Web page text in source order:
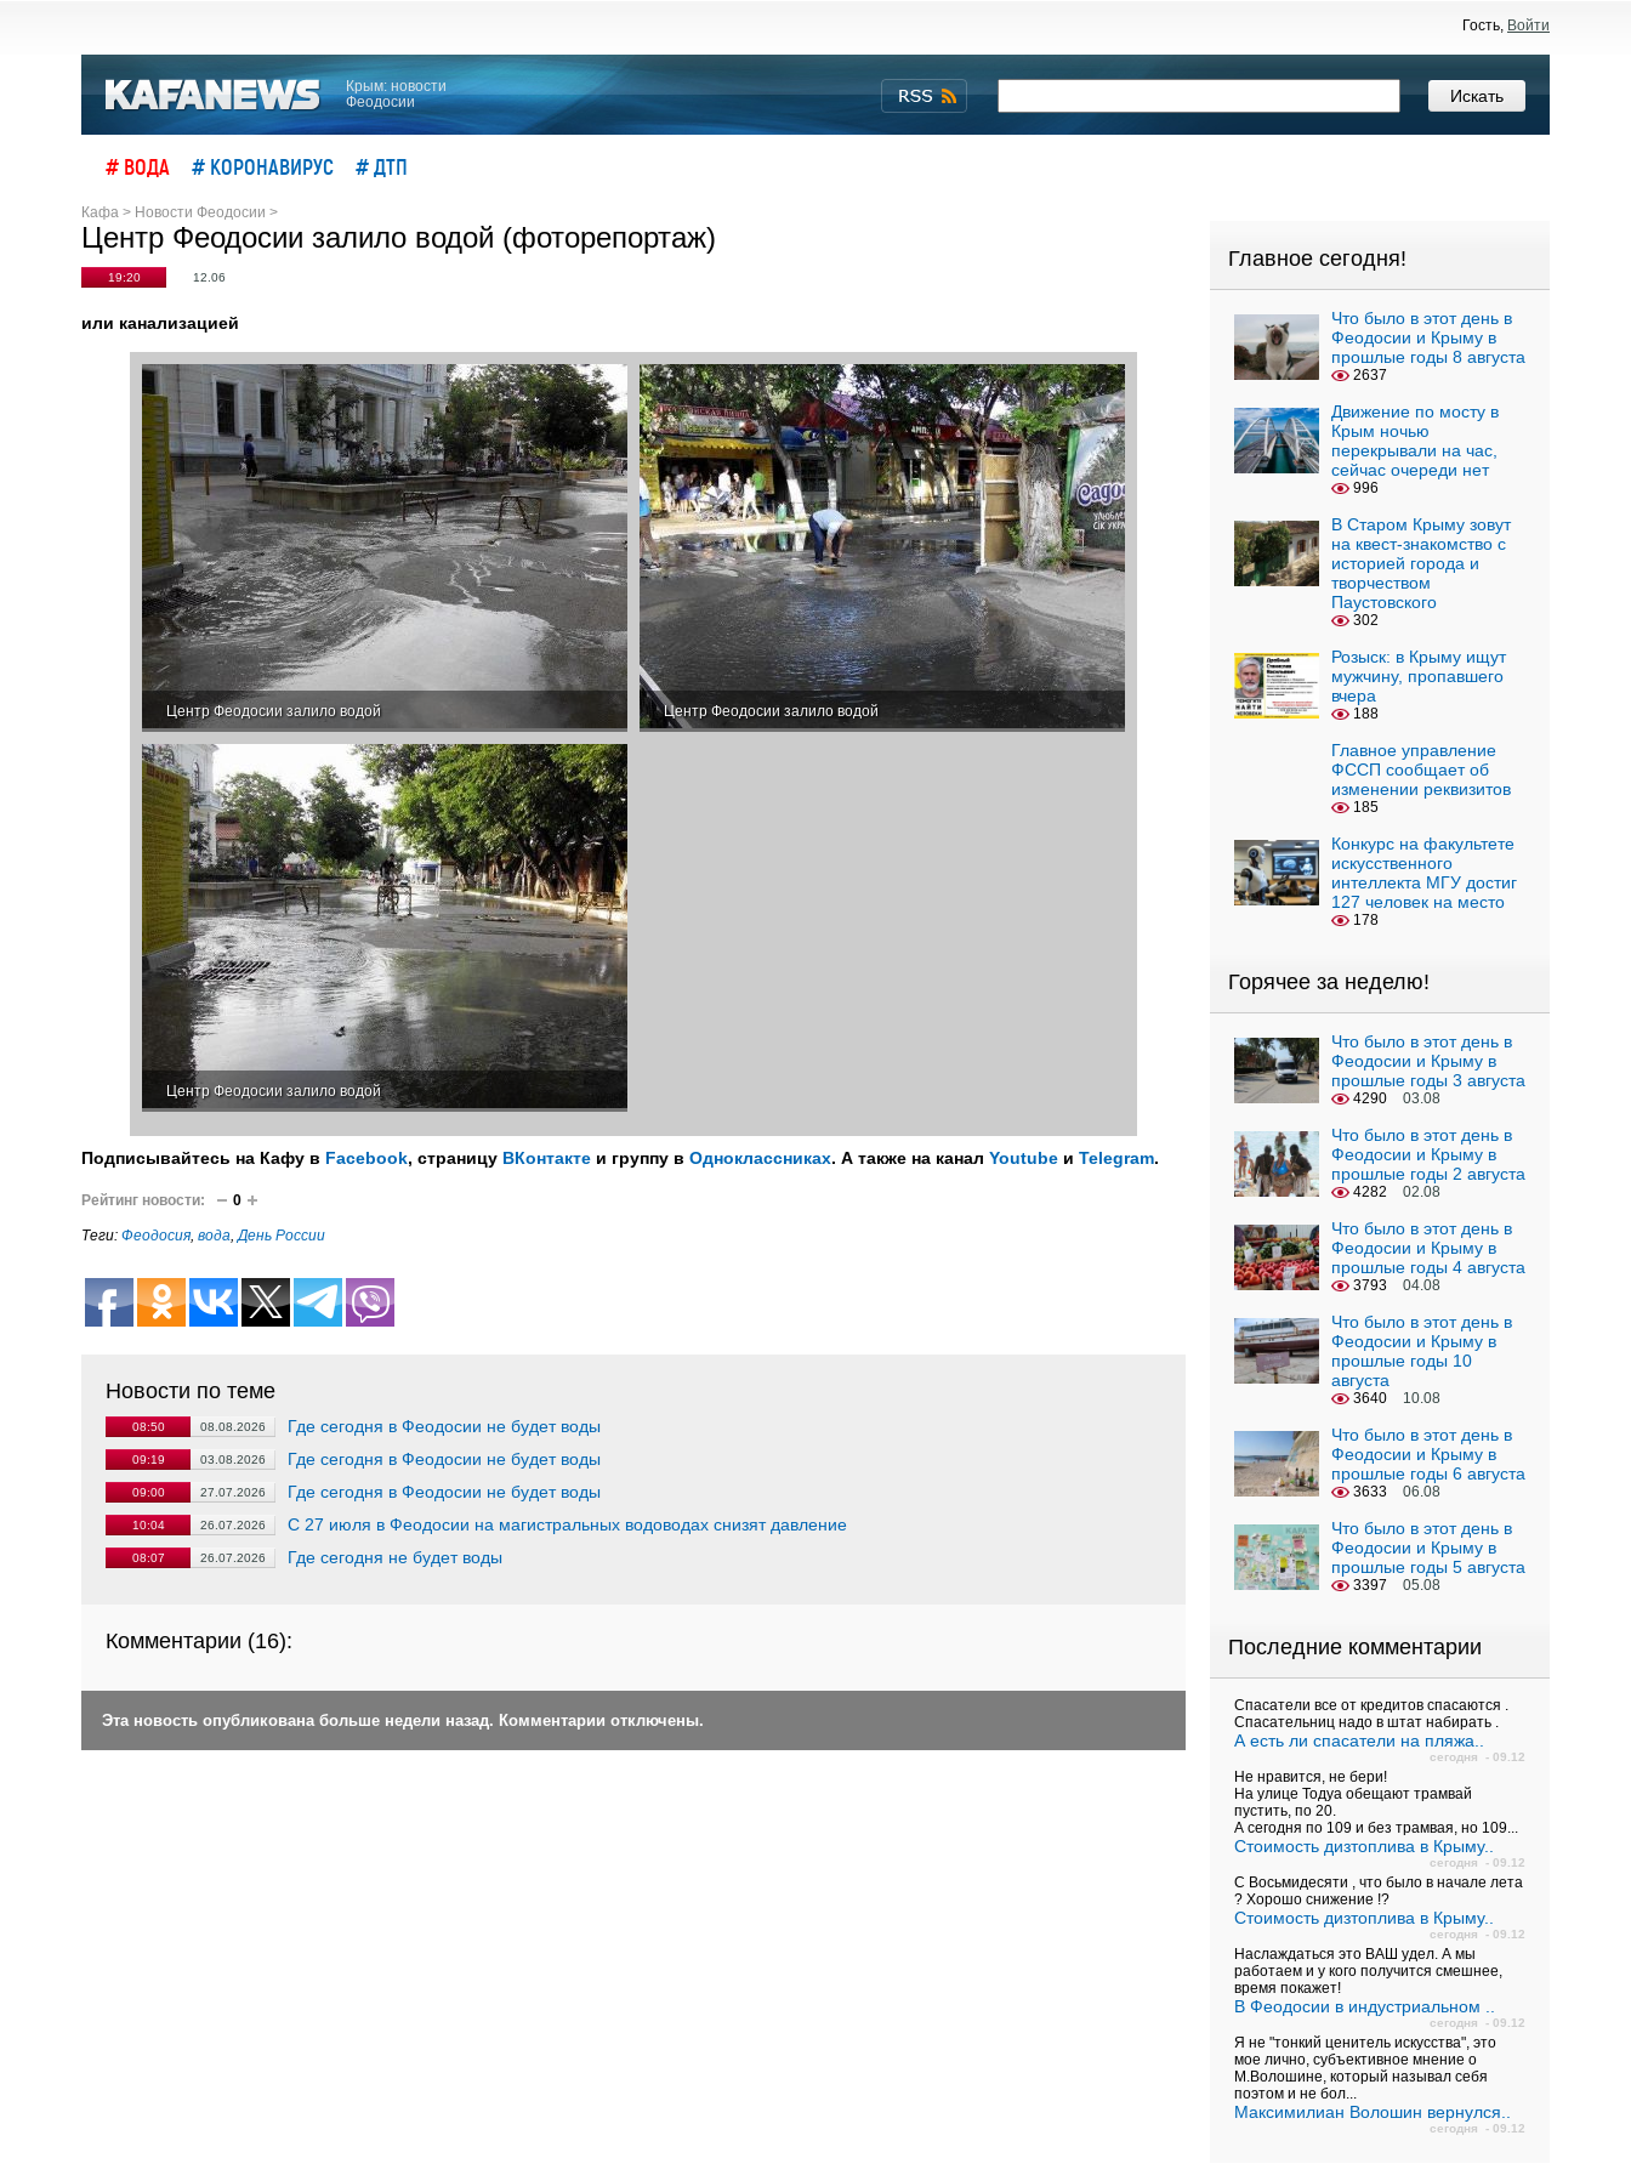
Гость, Войти
Крым: новости
Феодосии
# ВОДА # КОРОНАВИРУС # ДТП
Кафа > Новости Феодосии >
Центр Феодосии залило водой (фоторепортаж)
19:20 12.06
или канализацией
Центр Феодосии залило водой Центр Феодосии залило водой
Центр Феодосии залило водой
Подписывайтесь на Кафу в Facebook, страницу ВКонтакте и группу в Одноклассниках. А также на канал Youtube и Telegram.
Рейтинг новости: 0
Теги: Феодосия, вода,День России
Новости по теме
08:50 08.08.2026 Где сегодня в Феодосии не будет воды
09:19 03.08.2026 Где сегодня в Феодосии не будет воды
09:00 27.07.2026 Где сегодня в Феодосии не будет воды
10:04 26.07.2026 С 27 июля в Феодосии на магистральных водоводах снизят давление
08:07 26.07.2026 Где сегодня не будет воды
Комментарии (16):
Эта новость опубликована больше недели назад. Комментарии отключены.
Главное сегодня!
Что было в этот день в
Феодосии и Крыму в
прошлые годы 8 августа
2637
Движение по мосту в
Крым ночью
перекрывали на час,
сейчас очереди нет
996
В Старом Крыму зовут
на квест-знакомство с
историей города и
творчеством
Паустовского
302
Розыск: в Крыму ищут
мужчину, пропавшего
вчера
188
Главное управление
ФССП сообщает об
изменении реквизитов
185
Конкурс на факультете
искусственного
интеллекта МГУ достиг
127 человек на место
178
Горячее за неделю!
Что было в этот день в
Феодосии и Крыму в
прошлые годы 3 августа
4290 03.08
Что было в этот день в
Феодосии и Крыму в
прошлые годы 2 августа
4282 02.08
Что было в этот день в
Феодосии и Крыму в
прошлые годы 4 августа
3793 04.08
Что было в этот день в
Феодосии и Крыму в
прошлые годы 10
августа
3640 10.08
Что было в этот день в
Феодосии и Крыму в
прошлые годы 6 августа
3633 06.08
Что было в этот день в
Феодосии и Крыму в
прошлые годы 5 августа
3397 05.08
Последние комментарии
Спасатели все от кредитов спасаются .
Спасательниц надо в штат набирать .
А есть ли спасатели на пляжа..
сегодня - 09.12
Не нравится, не бери!
На улице Тодуа обещают трамвай
пустить, по 20.
А сегодня по 109 и без трамвая, но 109...
Стоимость дизтоплива в Крыму..
сегодня - 09.12
С Восьмидесяти , что было в начале лета
? Хорошо снижение !?
Стоимость дизтоплива в Крыму..
сегодня - 09.12
Наслаждаться это ВАШ удел. А мы
работаем и у кого получится смешнее,
время покажет!
В Феодосии в индустриальном ..
сегодня - 09.12
Я не "тонкий ценитель искусства", это
мое лично, субъективное мнение о
М.Волошине, который называл себя
поэтом и не бол...
Максимилиан Волошин вернулся..
сегодня - 09.12